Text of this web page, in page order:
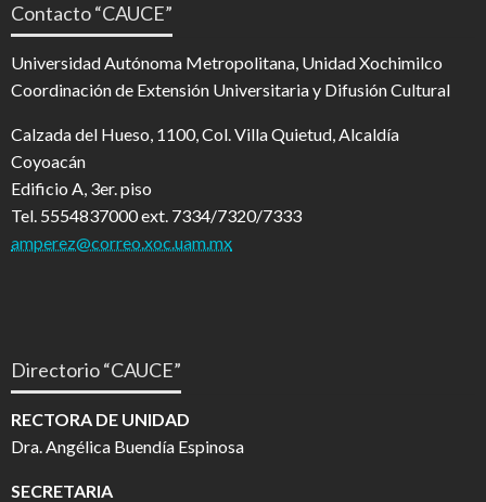
Contacto “CAUCE”
Universidad Autónoma Metropolitana, Unidad Xochimilco
Coordinación de Extensión Universitaria y Difusión Cultural
Calzada del Hueso, 1100, Col. Villa Quietud, Alcaldía
Coyoacán
Edificio A, 3er. piso
Tel. 5554837000 ext. 7334/7320/7333
amperez@correo.xoc.uam.mx
Directorio “CAUCE”
RECTORA DE UNIDAD
Dra. Angélica Buendía Espinosa
SECRETARIA